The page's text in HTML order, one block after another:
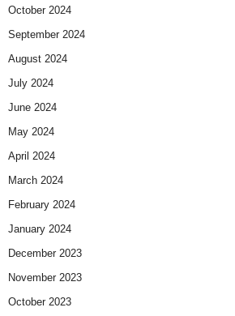
October 2024
September 2024
August 2024
July 2024
June 2024
May 2024
April 2024
March 2024
February 2024
January 2024
December 2023
November 2023
October 2023